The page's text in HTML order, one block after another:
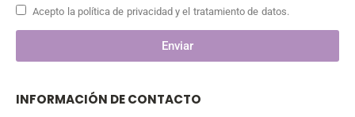
Acepto la política de privacidad y el tratamiento de datos.
Enviar
INFORMACIÓN DE CONTACTO